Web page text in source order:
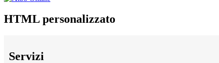
HTML personalizzato
Servizi